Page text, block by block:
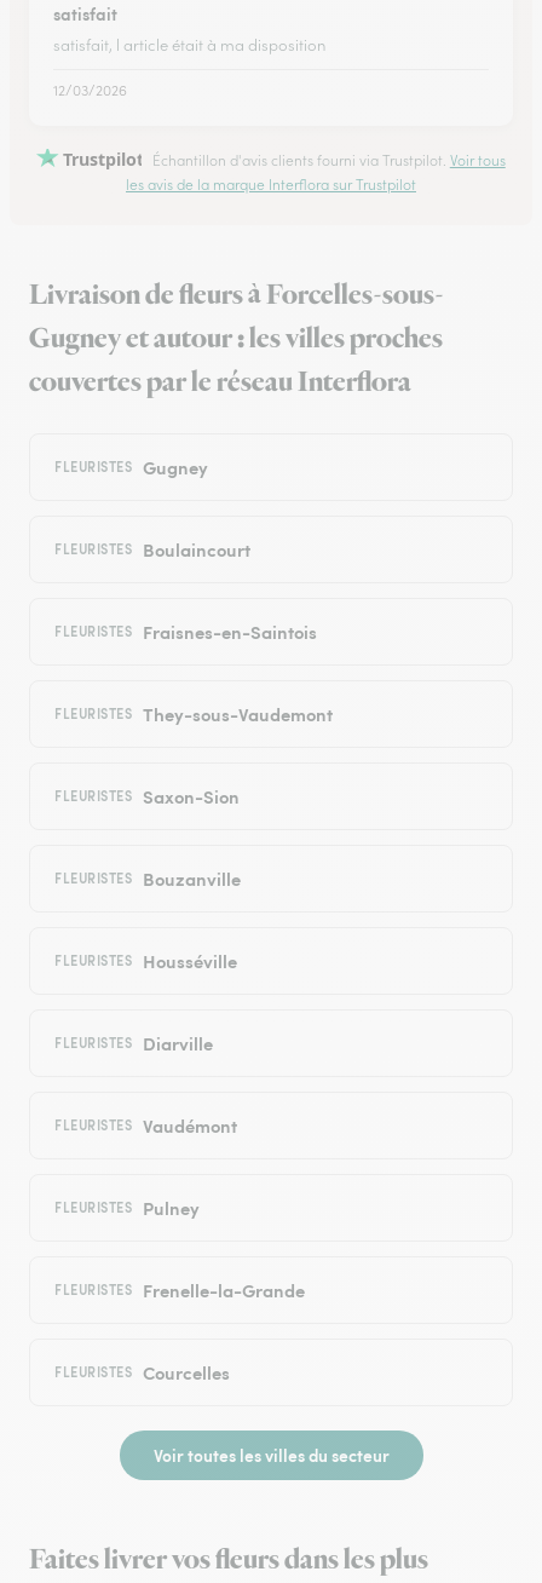
satisfait
satisfait, l article était à ma disposition
12/03/2026
Trustpilot Échantillon d'avis clients fourni via Trustpilot. Voir tous
les avis de la marque Interflora sur Trustpilot
Livraison de fleurs à Forcelles-sous-
Gugney et autour : les villes proches
couvertes par le réseau Interflora
FLEURISTES Gugney
FLEURISTES Boulaincourt
FLEURISTES Fraisnes-en-Saintois
FLEURISTES They-sous-Vaudemont
FLEURISTES Saxon-Sion
FLEURISTES Bouzanville
FLEURISTES Housséville
FLEURISTES Diarville
FLEURISTES Vaudémont
FLEURISTES Pulney
FLEURISTES Frenelle-la-Grande
FLEURISTES Courcelles
Voir toutes les villes du secteur
Faites livrer vos fleurs dans les plus